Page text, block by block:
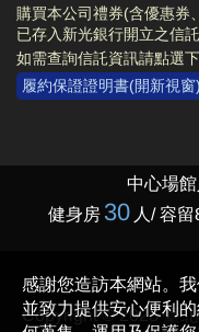
購買本公司禮券(含優惠券
已存入新光銀行開立之信
如需查詢信託資訊請點選
履約保證證明書(開新視窗)
Copyright © 2023 臺北